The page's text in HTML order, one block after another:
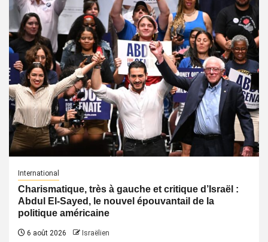
International
Charismatique, très à gauche et critique d’Israël :
Abdul El-Sayed, le nouvel épouvantail de la
politique américaine
6 août 2026 Israëlien